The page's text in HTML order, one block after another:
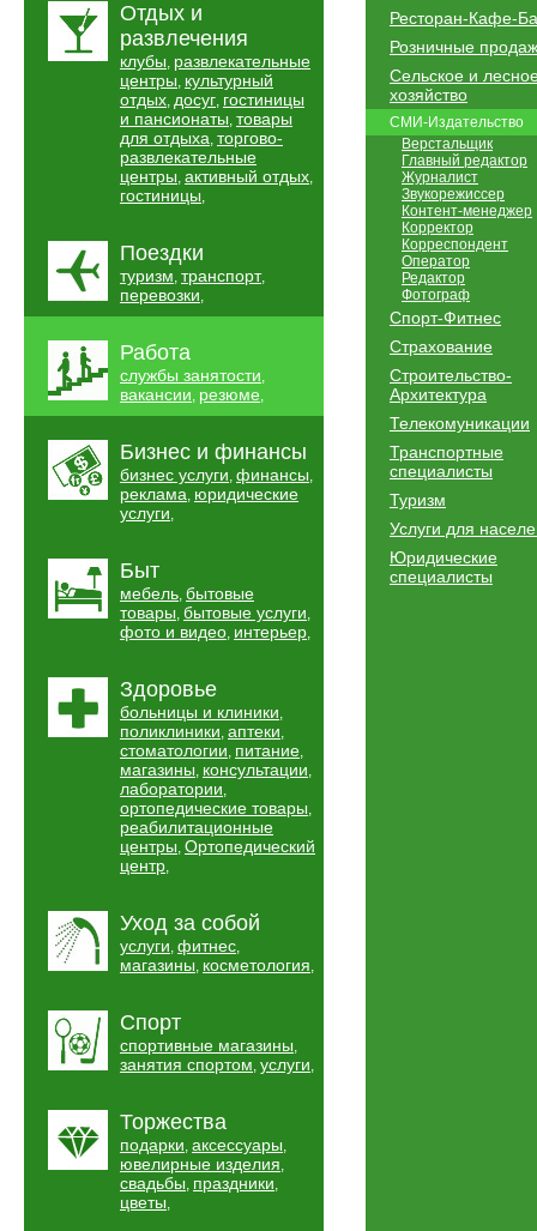
Отдых и
развлечения
клубы, развлекательные
центры, культурный
отдых, досуг, гостиницы
и пансионаты, товары
для отдыха, торгово-
развлекательные
центры, активный отдых,
гостиницы,
Поездки
туризм, транспорт,
перевозки,
Работа
службы занятости,
вакансии, резюме,
Бизнес и финансы
бизнес услуги, финансы,
реклама, юридические
услуги,
Быт
мебель, бытовые
товары, бытовые услуги,
фото и видео, интерьер,
Здоровье
больницы и клиники,
поликлиники, аптеки,
стоматологии, питание,
магазины, консультации,
лаборатории,
ортопедические товары,
реабилитационные
центры, Ортопедический
центр,
Уход за собой
услуги, фитнес,
магазины, косметология,
Спорт
спортивные магазины,
занятия спортом, услуги,
Торжества
подарки, аксессуары,
ювелирные изделия,
свадьбы, праздники,
цветы,
Ресторан-Кафе-
Розничные
Сельское и
хозяйство
СМИ-Издательство
Верстальщик
Главный редактор
Журналист
Звукорежиссер
Контент-менеджер
Корректор
Корреспондент
Оператор
Редактор
Фотограф
Спорт-Фитнес
Страхование
Строительство-
Архитектура
Телекомуникации
Транспортные
специалисты
Туризм
Услуги для
Юридические
специалисты